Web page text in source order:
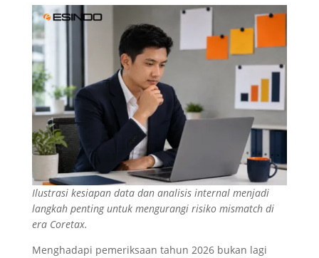
Ilustrasi kesiapan data dan analisis internal menjadi
langkah penting untuk mengurangi risiko mismatch di
era Coretax.
Menghadapi pemeriksaan tahun 2026 bukan lagi